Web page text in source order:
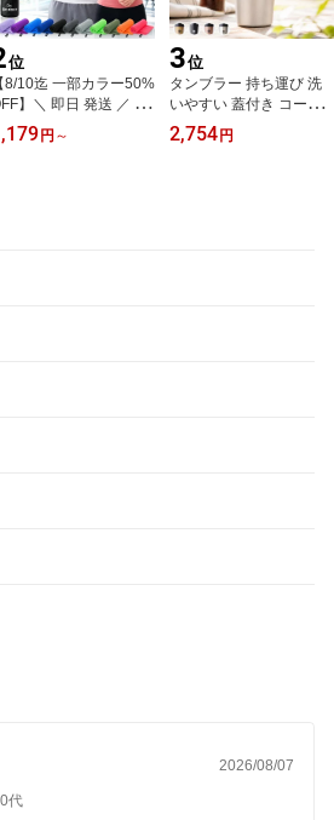
位
【8/10迄 一部カラー50%
】＼ 即日 発送 ／ 速
タオル セームタオル
イムタオル スイムタオ
円 ～
3位
タンブラー 持ち運び 洗
いやすい 蓋付き コーヒ
ータンブラー 車載対応 5
00ml｜こぼれない 保温
2,754円
2026/08/07
代